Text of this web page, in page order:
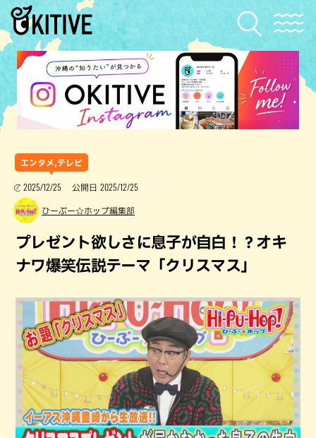
エンタメ,テレビ
2025/12/25 公開日 2025/12/25
ひーぷー☆ホップ編集部
プレゼント欲しさに息子が自白！？オキ
ナワ爆笑伝説テーマ「クリスマス」